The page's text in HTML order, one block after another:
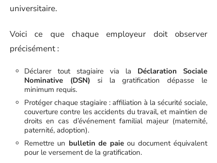
universitaire.
Voici ce que chaque employeur doit observer
précisément :
Déclarer tout stagiaire via la Déclaration Sociale
Nominative (DSN) si la gratification dépasse le
minimum requis.
Protéger chaque stagiaire : affiliation à la sécurité sociale,
couverture contre les accidents du travail, et maintien de
droits en cas d’événement familial majeur (maternité,
paternité, adoption).
Remettre un bulletin de paieou document équivalent
pour le versement de la gratification.